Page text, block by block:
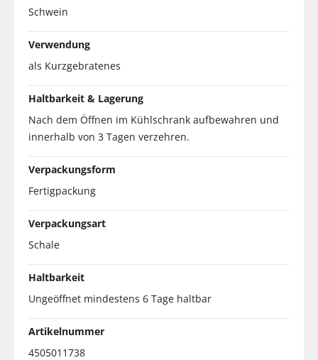
Schwein
Verwendung
als Kurzgebratenes
Haltbarkeit & Lagerung
Nach dem Öffnen im Kühlschrank aufbewahren und
innerhalb von 3 Tagen verzehren.
Verpackungsform
Fertigpackung
Verpackungsart
Schale
Haltbarkeit
Ungeöffnet mindestens 6 Tage haltbar
Artikelnummer
4505011738